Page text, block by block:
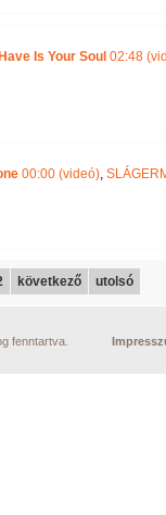
Is Your Soul 02:48
00:00 (videó),
következő utolsó
fenntartva.